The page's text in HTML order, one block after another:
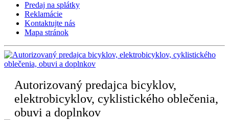
Predaj na splátky
Reklamácie
Kontaktujte nás
Mapa stránok
Autorizovaný predajca bicyklov,
elektrobicyklov, cyklistického oblečenia,
obuvi a doplnkov